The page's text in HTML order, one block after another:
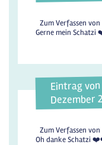
Zum Verfassen
Gerne mein
Eintrag
Dezember
Zum Verfassen
Oh danke